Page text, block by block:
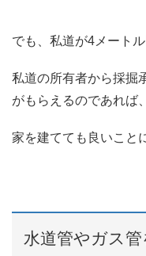
でも、私道が4メート
私道の所有者から採掘
がもらえるのであれば、
家を建てても良いこと
水道管やガス